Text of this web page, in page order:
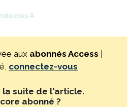
A
aux abonnés Access |
connectez-vous
la suite de l'article.
abonné ?